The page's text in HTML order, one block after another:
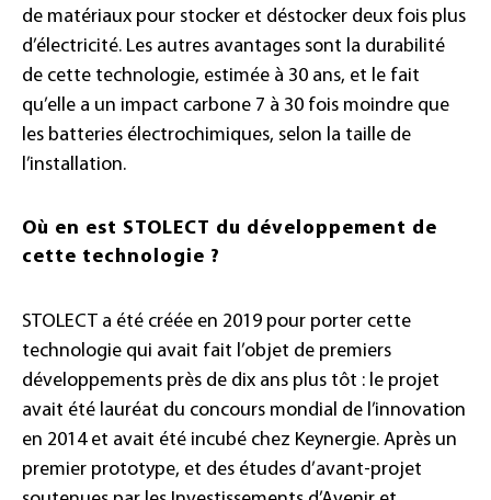
de matériaux pour stocker et déstocker deux fois plus
d’électricité. Les autres avantages sont la durabilité
de cette technologie, estimée à 30 ans, et le fait
qu’elle a un impact carbone 7 à 30 fois moindre que
les batteries électrochimiques, selon la taille de
l’installation.
Où en est STOLECT du développement de
cette technologie ?
STOLECT a été créée en 2019 pour porter cette
technologie qui avait fait l’objet de premiers
développements près de dix ans plus tôt : le projet
avait été lauréat du concours mondial de l’innovation
en 2014 et avait été incubé chez Keynergie. Après un
premier prototype, et des études d’avant-projet